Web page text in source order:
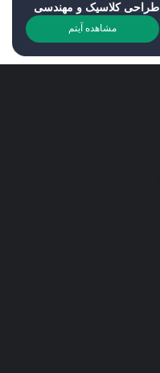
طراحی کلاسیک و مهندسی
مشاهده آیتم